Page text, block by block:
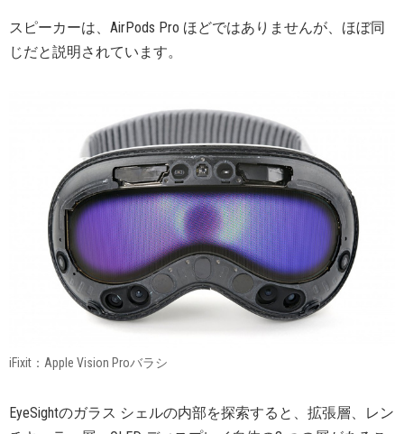
スピーカーは、AirPods Pro ほどではありませんが、ほぼ同
じだと説明されています。
iFixit：Apple Vision Proバラシ
EyeSightのガラス シェルの内部を探索すると、拡張層、レン